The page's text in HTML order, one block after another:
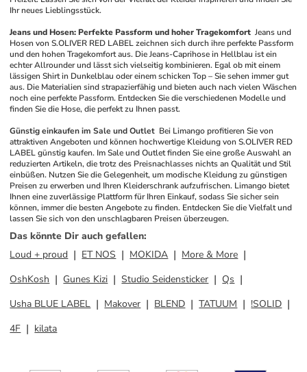
Ihr neues Lieblingsstück.
Jeans und Hosen: Perfekte Passform und hoher Tragekomfort Jeans und
Hosen von S.OLIVER RED LABEL zeichnen sich durch ihre perfekte Passform
und den hohen Tragekomfort aus. Die Jeans-Caprihose in Hellblau ist ein
echter Allrounder und lässt sich vielseitig kombinieren. Egal ob mit einem
lässigen Shirt in Dunkelblau oder einem schicken Top – Sie sehen immer gut
aus. Die Materialien sind strapazierfähig und bieten auch nach vielen Wäschen
noch eine perfekte Passform. Entdecken Sie die verschiedenen Modelle und
finden Sie die Hose, die perfekt zu Ihnen passt.
Günstig einkaufen im Sale und Outlet Bei Limango profitieren Sie von
attraktiven Angeboten und können hochwertige Kleidung von S.OLIVER RED
LABEL günstig kaufen. Im Sale und Outlet finden Sie eine große Auswahl an
reduzierten Artikeln, die trotz des Preisnachlasses nichts an Qualität und Stil
einbüßen. Nutzen Sie die Gelegenheit, um modische Kleidung zu günstigen
Preisen zu erwerben und Ihren Kleiderschrank aufzufrischen. Limango bietet
Ihnen eine zuverlässige Plattform für Ihren Einkauf, sodass Sie sicher sein
können, immer die besten Angebote zu finden. Entdecken Sie die Vielfalt und
lassen Sie sich von den unschlagbaren Preisen überzeugen.
Das könnte Dir auch gefallen:
Loud + proud
ET NOS MOKIDA
More & More
OshKosh
Gunes Kizi Studio Seidensticker
Qs
Usha BLUE LABEL
Makover BLEND TATUUM
!SOLID
4F
kilata